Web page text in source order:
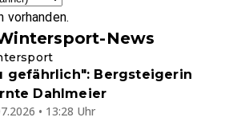
vorhanden.
News
gefährlich": Bergsteigerin
Dahlmeier
• 13:28 Uhr